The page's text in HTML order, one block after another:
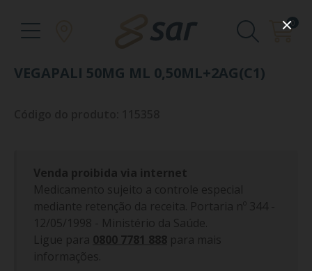
0
VEGAPALI 50MG ML 0,50ML+2AG(C1)
Venda proibida via internet
Medicamento sujeito a controle especial
mediante retenção da receita. Portaria nº 344 -
12/05/1998 - Ministério da Saúde.
Ligue para 0800 7781 888 para mais
informações.